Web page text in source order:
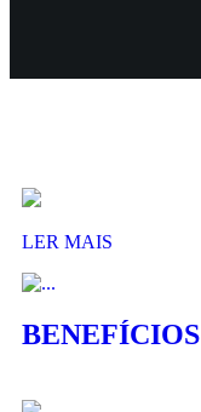
LER MAIS
BENEFÍCIOS